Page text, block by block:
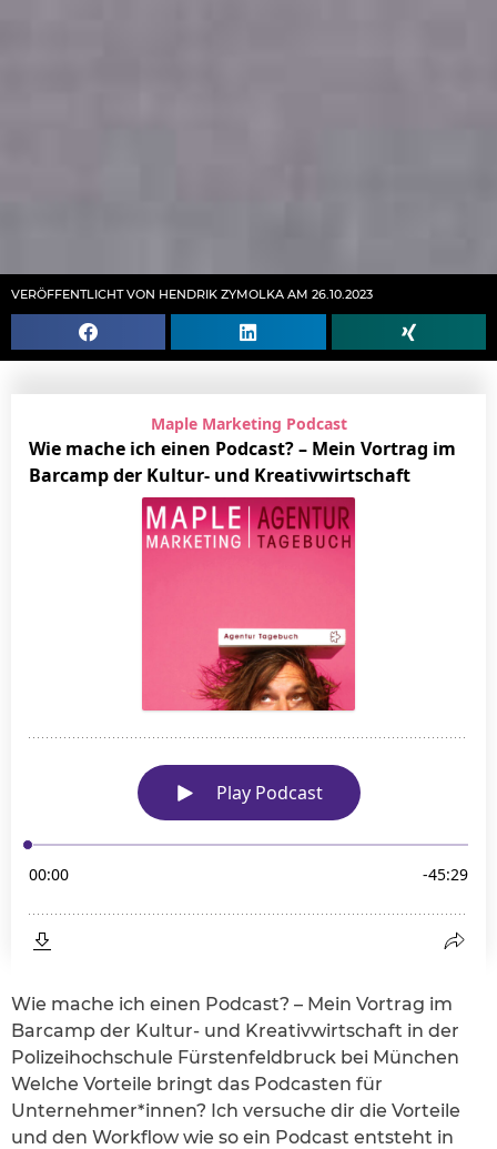
VERÖFFENTLICHT VON HENDRIK ZYMOLKA AM 26.10.2023
Wie mache ich einen Podcast? – Mein Vortrag im
Barcamp der Kultur- und Kreativwirtschaft in der
Polizeihochschule Fürstenfeldbruck bei München
Welche Vorteile bringt das Podcasten für
Unternehmer*innen? Ich versuche dir die Vorteile
und den Workflow wie so ein Podcast entsteht in